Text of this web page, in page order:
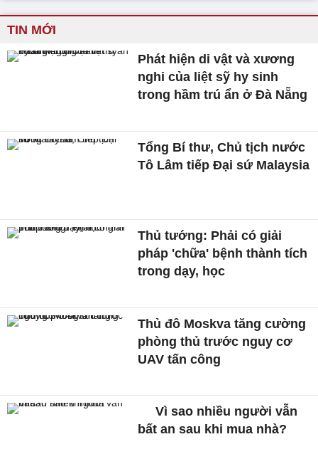
TIN MỚI
Phát hiện di vật và xương
nghi của liệt sỹ hy sinh
trong hầm trú ẩn ở Đà Nẵng
Tổng Bí thư, Chủ tịch nước
Tô Lâm tiếp Đại sứ Malaysia
Thủ tướng: Phải có giải
pháp 'chữa' bệnh thành tích
trong dạy, học
Thủ đô Moskva tăng cường
phòng thủ trước nguy cơ
UAV tấn công
Vì sao nhiều người vẫn
bất an sau khi mua nhà?